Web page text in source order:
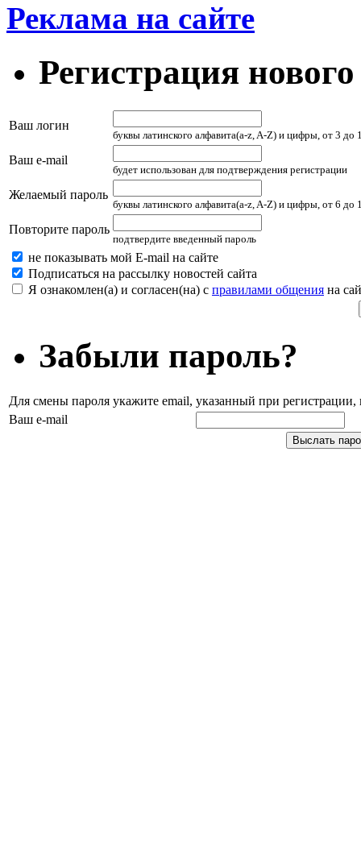
Реклама на сайте
Регистрация
Ваш логин
буквы латинского алфавита(a-z, A-Z) и цифры, от 3 до
Ваш e-mail
будет использован для подтверждения регистрации
Желаемый пароль
буквы латинского алфавита(a-z, A-Z) и цифры, от 6 до
Повторите пароль
подтвердите введенный пароль
не показывать мой E-mail на сайте
Подписаться на рассылку новостей сайта
Я ознакомлен(а) и согласен(на) с правилами общения на
Забыли пароль?
Для смены пароля укажите email, указанный при
Ваш e-mail